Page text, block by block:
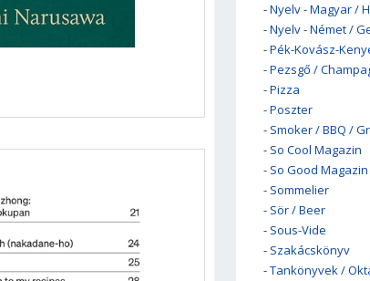
-Nyelv - Magyar /
-Nyelv - Német /
-Pék-Kovász-
-Pezsgő /
-Pizza
-Poszter
- Smoker / BBQ /
- So Cool Magazin
- So Good Magazin
- Sommelier
- Sör / Beer
- Sous-Vide
- Szakácskönyv
-Tankönyvek /